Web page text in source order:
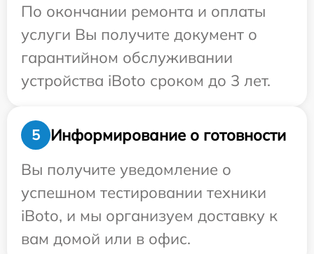
По окончании ремонта и оплаты
услуги Вы получите документ о
гарантийном обслуживании
устройства iBoto сроком до 3 лет.
5
Информирование о готовности
Вы получите уведомление о
успешном тестировании техники
iBoto, и мы организуем доставку к
вам домой или в офис.